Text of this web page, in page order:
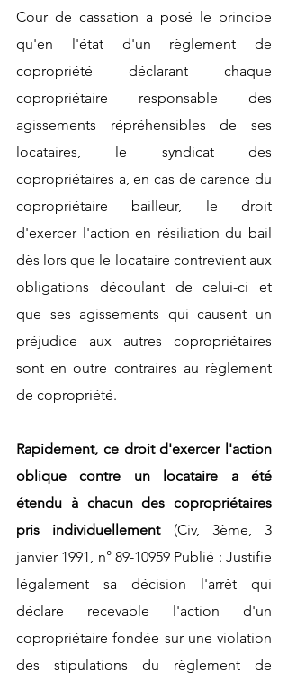
Cour de cassation a posé le principe
qu'en l'état d'un règlement de
copropriété déclarant chaque
copropriétaire responsable des
agissements répréhensibles de ses
locataires, le syndicat des
copropriétaires a, en cas de carence du
copropriétaire bailleur, le droit
d'exercer l'action en résiliation du bail
dès lors que le locataire contrevient aux
obligations découlant de celui-ci et
que ses agissements qui causent un
préjudice aux autres copropriétaires
sont en outre contraires au règlement
de copropriété.
Rapidement, ce droit d'exercer l'action
oblique contre un locataire a été
étendu à chacun des copropriétaires
pris individuellement (Civ, 3ème, 3
janvier 1991, n° 89-10959 Publié : Justifie
légalement sa décision l'arrêt qui
déclare recevable l'action d'un
copropriétaire fondée sur une violation
des stipulations du règlement de